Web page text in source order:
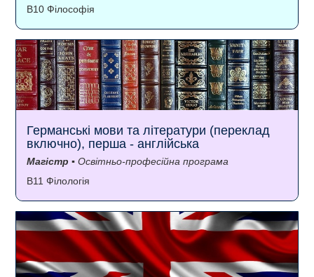
B10 Філософія
Германські мови та літератури (переклад
включно), перша - англійська
Магістр ▪ Освітньо-професійна програма
B11 Філологія